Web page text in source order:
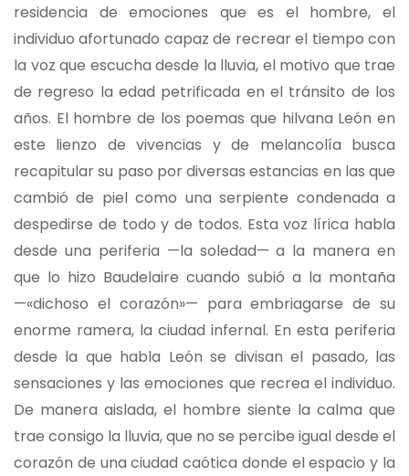
residencia de emociones que es el hombre, el
individuo afortunado capaz de recrear el tiempo con
la voz que escucha desde la lluvia, el motivo que trae
de regreso la edad petrificada en el tránsito de los
años. El hombre de los poemas que hilvana León en
este lienzo de vivencias y de melancolía busca
recapitular su paso por diversas estancias en las que
cambió de piel como una serpiente condenada a
despedirse de todo y de todos. Esta voz lírica habla
desde una periferia —la soledad— a la manera en
que lo hizo Baudelaire cuando subió a la montaña
—«dichoso el corazón»— para embriagarse de su
enorme ramera, la ciudad infernal. En esta periferia
desde la que habla León se divisan el pasado, las
sensaciones y las emociones que recrea el individuo.
De manera aislada, el hombre siente la calma que
trae consigo la lluvia, que no se percibe igual desde el
corazón de una ciudad caótica donde el espacio y la